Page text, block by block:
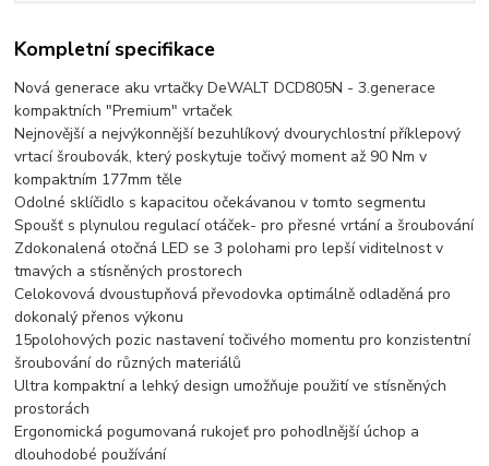
Kompletní specifikace
Nová generace aku vrtačky DeWALT DCD805N - 3.generace
kompaktních "Premium" vrtaček
Nejnovější a nejvýkonnější bezuhlíkový dvourychlostní příklepový
vrtací šroubovák, který poskytuje točivý moment až 90 Nm v
kompaktním 177mm těle
Odolné sklíčidlo s kapacitou očekávanou v tomto segmentu
Spoušť s plynulou regulací otáček- pro přesné vrtání a šroubování
Zdokonalená otočná LED se 3 polohami pro lepší viditelnost v
tmavých a stísněných prostorech
Celokovová dvoustupňová převodovka optimálně odladěná pro
dokonalý přenos výkonu
15polohových pozic nastavení točivého momentu pro konzistentní
šroubování do různých materiálů
Ultra kompaktní a lehký design umožňuje použití ve stísněných
prostorách
Ergonomická pogumovaná rukojeť pro pohodlnější úchop a
dlouhodobé používání